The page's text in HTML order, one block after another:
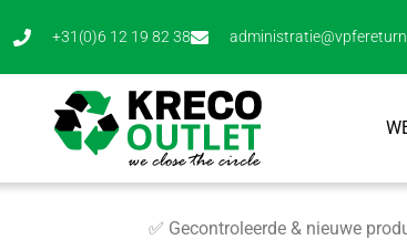
+31(0)6 12 19 82 38
✅ Gecontroleerde & nieuwe